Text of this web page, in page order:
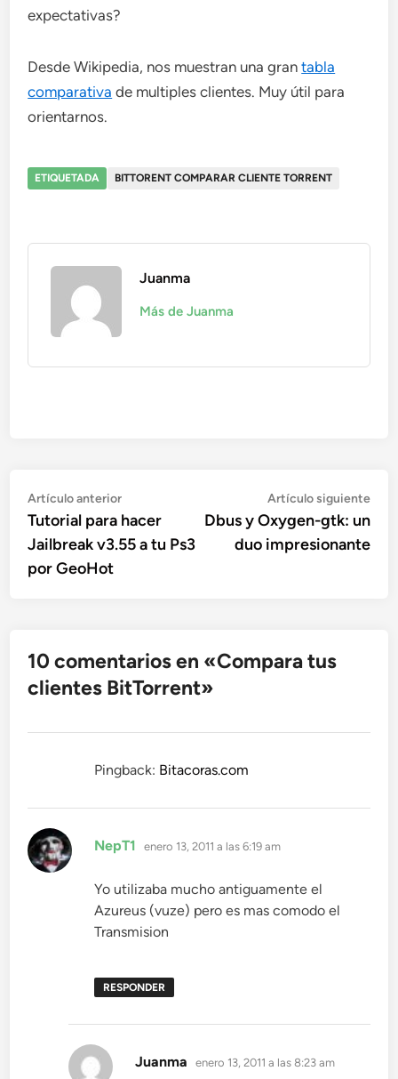
expectativas?
Desde Wikipedia, nos muestran una grantabla
comparativa de multiples clientes. Muy útil para
orientarnos.
ETIQUETADA BITTORENT COMPARAR CLIENTE TORRENT
Juanma
Más de Juanma
Navegación
de
entradas
Artículo anteriorArtículo
anterior:
Tutorial para hacer
Jailbreak v3.55 a tu Ps3
por GeoHot
Artículo siguiente
Dbus y Oxygen-gtk: un
duo impresionante
10 comentarios en «Compara tus
clientes BitTorrent»
Pingback: Bitacoras.com
NepT1 dice:
enero 13, 2011 a las 6:19 am
Yo utilizaba mucho antiguamente el
Azureus (vuze) pero es mas comodo el
Transmision
RESPONDER
Juanma dice:
enero 13, 2011 a las 8:23 am